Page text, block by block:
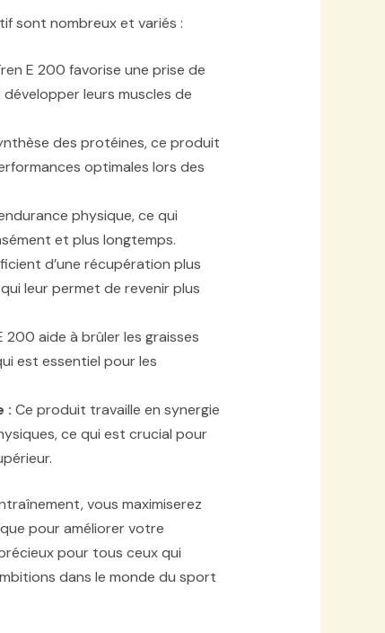
sont nombreux et variés :
E 200 favorise une prise de
leurs muscles de
des protéines, ce produit
optimales lors des
physique, ce qui
et plus longtemps.
d’une récupération plus
leur permet de revenir plus
200 aide à brûler les graisses
est essentiel pour les
: Ce produit travaille en synergie
ce qui est crucial pour
vous maximiserez
pour améliorer votre
pour tous ceux qui
dans le monde du sport